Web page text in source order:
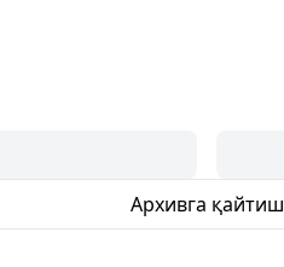
Архивга қайтиш